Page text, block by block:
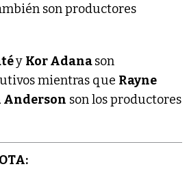
son productores
y Kor Adanason
mientras que Rayne
Anderson son los productores